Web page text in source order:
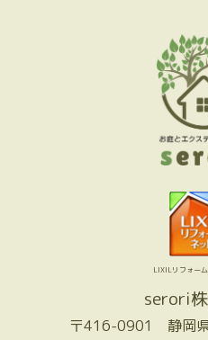
LIXILリフォー
serori
〒416-0901 静岡